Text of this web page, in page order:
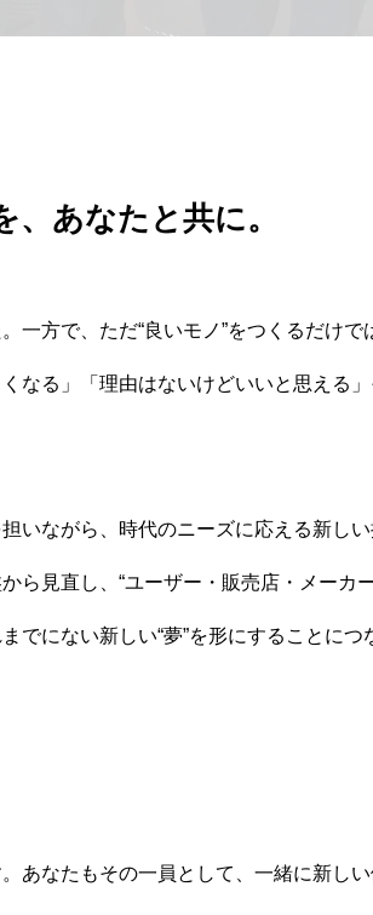
募集要項
、あなたと共に。
一方で、ただ“良いモノ”をつくるだけで
なる」「理由はないけどいいと思える
いながら、時代のニーズに応える新し
ら見直し、“ユーザー・販売店・メーカ
でにない新しい“夢”を形にすることにつ
あなたもその一員として、一緒に新し